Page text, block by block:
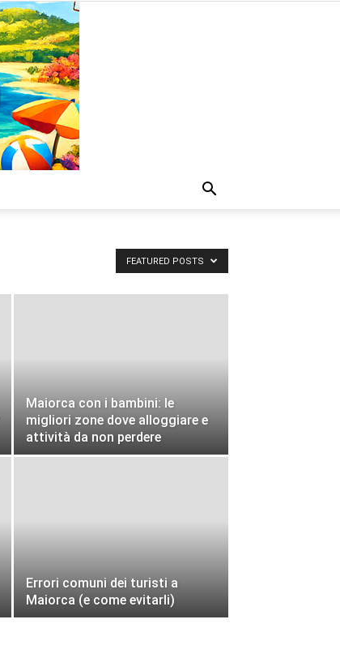
FEATURED POSTS
Maiorca con i bambini: le
migliori zone dove alloggiare e
attività da non perdere
Errori comuni dei turisti a
Maiorca (e come evitarli)